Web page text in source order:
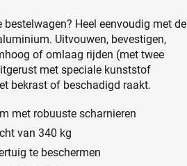
Heel eenvoudig met de
Uitvouwen, bevestigen,
of omlaag rijden (met twee
met speciale kunststof
bekrast of beschadigd raakt.
met robuuste scharnieren
van 340 kg
te beschermen